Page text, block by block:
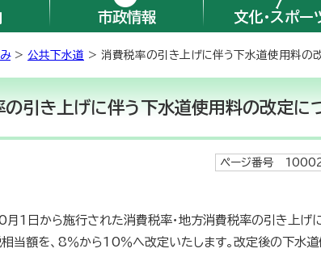
市政情報 文化・スポー
> 公共下水道 > 消費税率の引き上げに伴う下水道使用料の
の引き上げに伴う下水道使用料の改定に
ページ番号
1日から施行された消費税率・地方消費税率の引き上げ
当額を、8％から10％へ改定いたします。改定後の下水